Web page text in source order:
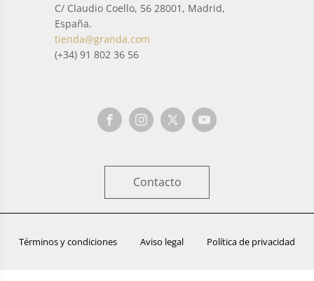
C/ Claudio Coello, 56 28001, Madrid,
España.
tienda@granda.com
(+34) 91 802 36 56
Contacto
Términos y condiciones Aviso legal Política de privacidad